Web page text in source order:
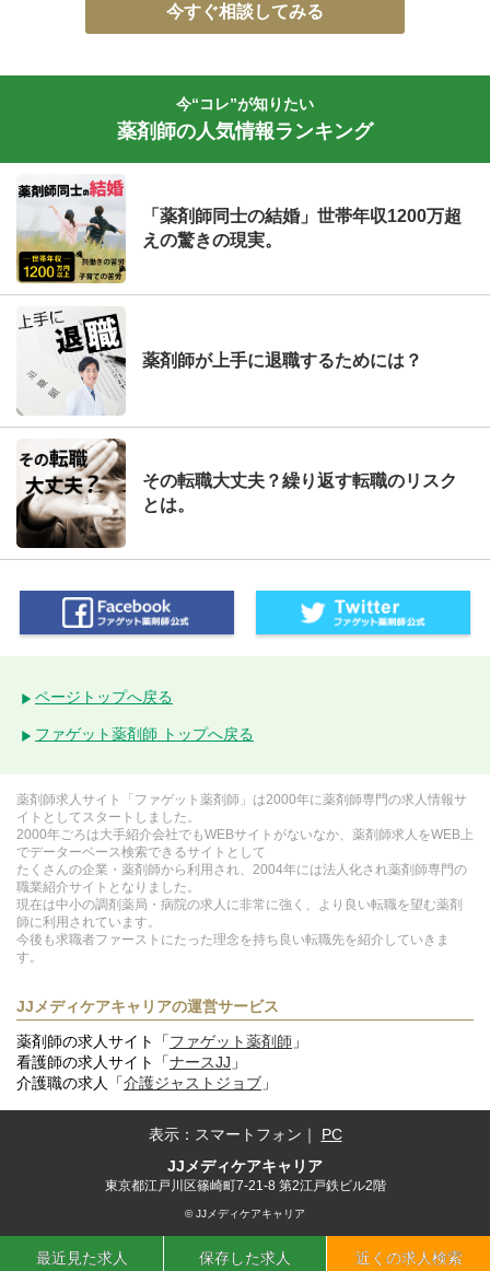
今すぐ相談してみる
今“コレ”が知りたい
薬剤師の人気情報ランキング
「薬剤師同士の結婚」世帯年収1200万超
えの驚きの現実。
薬剤師が上手に退職するためには？
その転職大丈夫？繰り返す転職のリスク
とは。
ページトップへ戻る
ファゲット薬剤師 トップへ戻る
薬剤師求人サイト「ファゲット薬剤師」は2000年に薬剤師専門の求人情報サ
イトとしてスタートしました。
2000年ごろは大手紹介会社でもWEBサイトがないなか、薬剤師求人をWEB上
でデーターベース検索できるサイトとして
たくさんの企業・薬剤師から利用され、2004年には法人化され薬剤師専門の
職業紹介サイトとなりました。
現在は中小の調剤薬局・病院の求人に非常に強く、より良い転職を望む薬剤
師に利用されています。
今後も求職者ファーストにたった理念を持ち良い転職先を紹介していきま
す。
JJメディケアキャリアの運営サービス
薬剤師の求人サイト「ファゲット薬剤師 」
看護師の求人サイト「ナースJJ 」
介護職の求人「介護ジャストジョブ 」
表示： スマートフォン ｜ PC
JJメディケアキャリア
東京都江戸川区篠崎町7-21-8 第2江戸鉄ビル2階
© JJメディケアキャリア
最近見た求人 保存した求人 近くの求人検索